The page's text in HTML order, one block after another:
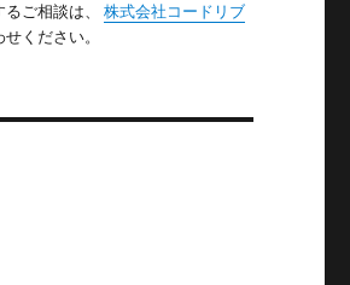
ご相談は、 株式会社コードリブ
ください。